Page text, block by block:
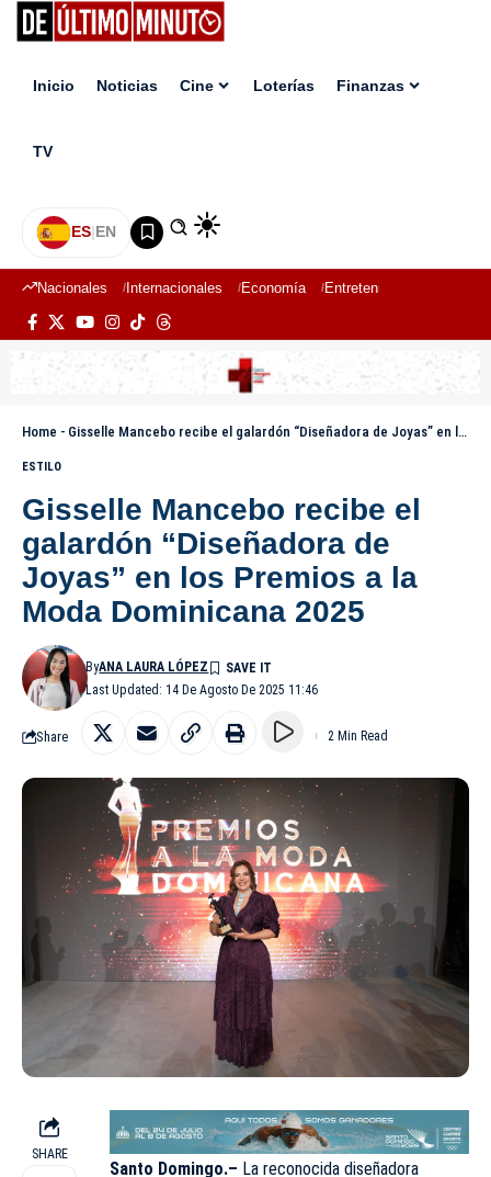
Inicio Noticias Cine Loterías Finanzas
TV
ES|EN
Nacionales Internacionales Economía Entretenimiento
Home - Gisselle Mancebo recibe el galardón “Diseñadora de Joyas” en los Premios a la Moda Dominicana 2025
ESTILO
Gisselle Mancebo recibe el
galardón “Diseñadora de
Joyas” en los Premios a la
Moda Dominicana 2025
Last Updated: 14 De Agosto De 2025 11:46
ByANA LAURA LÓPEZ
Share 2 Min Read
SHARE
Santo Domingo.– La reconocida diseñadora